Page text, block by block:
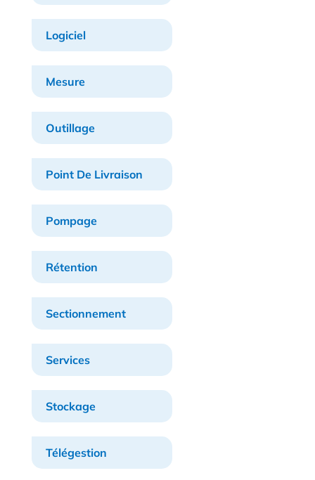
Logiciel
Mesure
Outillage
Point De Livraison
Pompage
Rétention
Sectionnement
Services
Stockage
Télégestion